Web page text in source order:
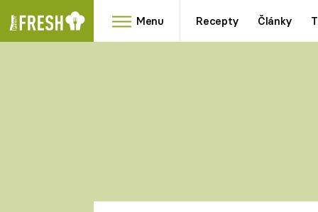
Menu Recepty Články
RYCHLOVKY